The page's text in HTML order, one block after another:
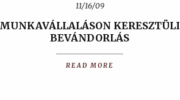
11/16/09
MUNKAVÁLLALÁSON KERESZTÜLI
BEVÁNDORLÁS
READ MORE